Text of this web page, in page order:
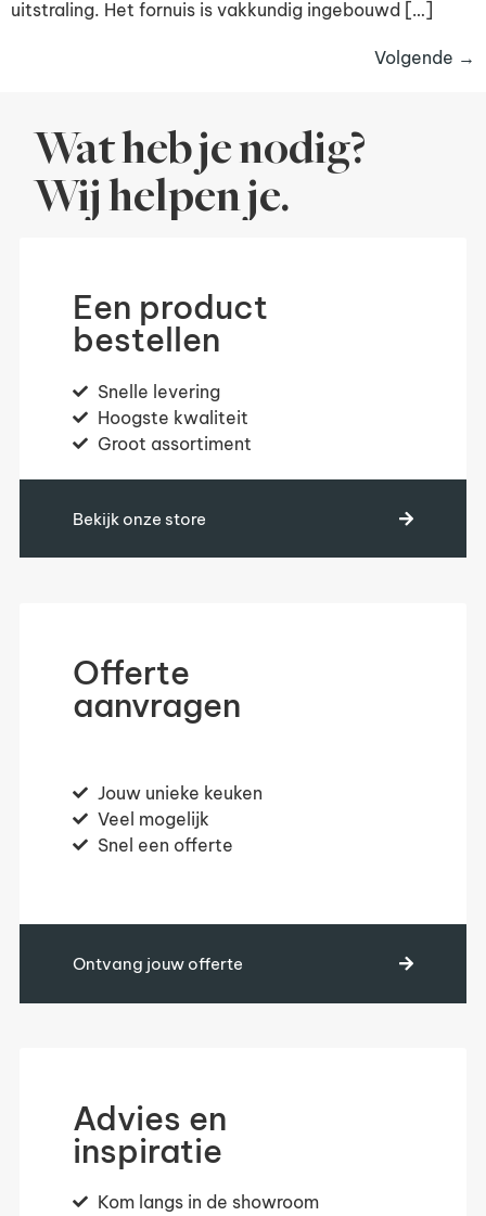
uitstraling. Het fornuis is vakkundig ingebouwd […]
Volgende →
Wat heb je nodig?
Wij helpen je.
Een product
bestellen
Snelle levering
Hoogste kwaliteit
Groot assortiment
Bekijk onze store
Offerte
aanvragen
Jouw unieke keuken
Veel mogelijk
Snel een offerte
Ontvang jouw offerte
Advies en
inspiratie
Kom langs in de showroom